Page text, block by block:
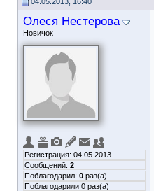
Олеся Нестерова
Новичок
Регистрация: 04.05.2013
Сообщений: 2
Поблагодарил: 0 раз(а)
Поблагодарили 0 раз(а)